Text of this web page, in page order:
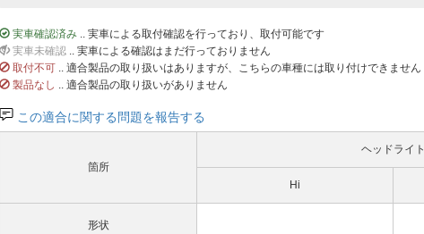
実車確認済み .. 実車による取付確認を行っており、取付可能です
実車未確認 .. 実車による確認はまだ行っておりません
取付不可 .. 適合製品の取り扱いはありますが、こちらの車種には取り付けできません
製品なし .. 適合製品の取り扱いがありません
この適合に関する問題を報告する
箇所
ヘッドライト
Hi
形状